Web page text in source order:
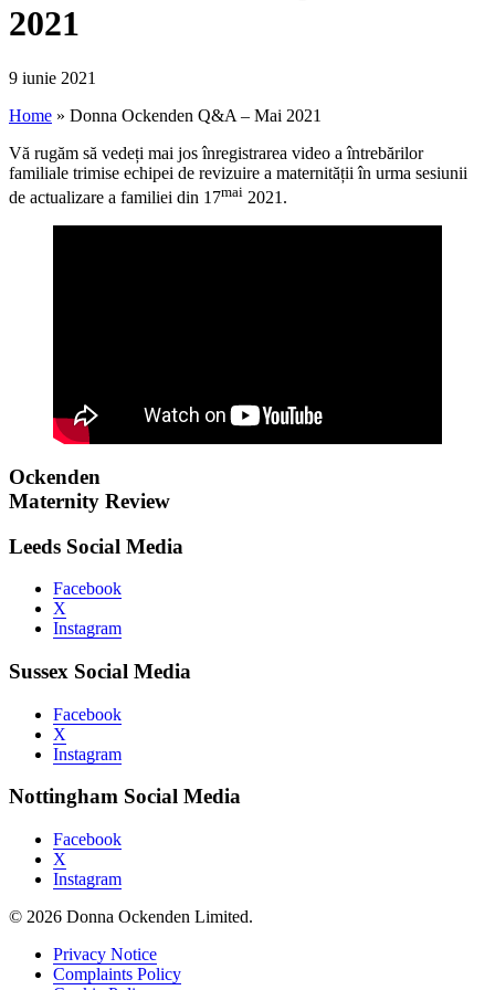
2021
9 iunie 2021
Home » Donna Ockenden Q&A – Mai 2021
Vă rugăm să vedeți mai jos înregistrarea video a întrebărilor
familiale trimise echipei de revizuire a maternității în urma sesiunii
de actualizare a familiei din 17mai 2021.
Ockenden
Maternity Review
Leeds Social Media
Facebook
X
Instagram
Sussex Social Media
Facebook
X
Instagram
Nottingham Social Media
Facebook
X
Instagram
© 2026 Donna Ockenden Limited.
Privacy Notice
Complaints Policy